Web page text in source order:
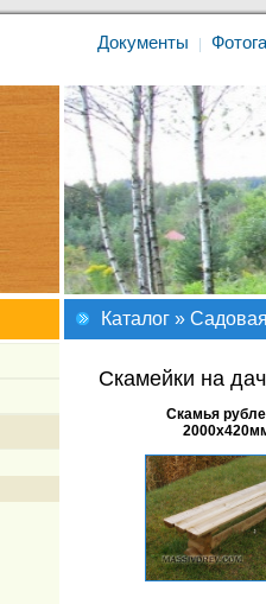
Документы
Каталог »
Скамейки на
Скамья